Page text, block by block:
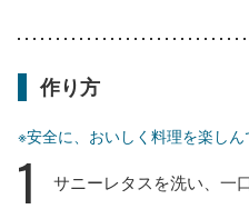
作り方
※安全に、おいしく料理を楽し
1 サニーレタスを洗い、一